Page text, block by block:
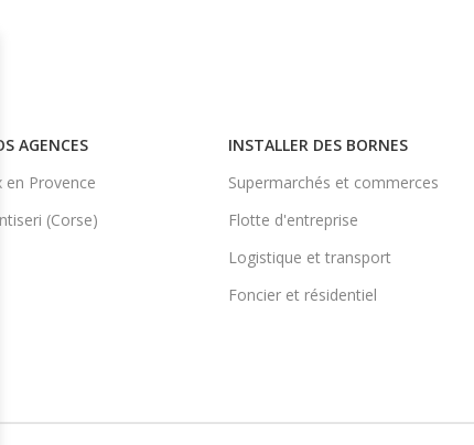
AGENCES
en Provence
(Corse)
INSTALLER DES BORNES
Supermarchés et commerces
Flotte d'entreprise
Logistique et transport
Foncier et résidentiel